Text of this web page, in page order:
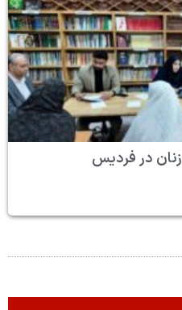
در فردیس